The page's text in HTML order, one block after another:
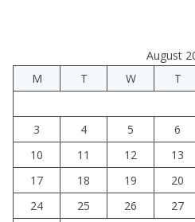
August
M
T W T
3
4 5 6
10
11 12 13
17
18 19 20
24
25 26 27